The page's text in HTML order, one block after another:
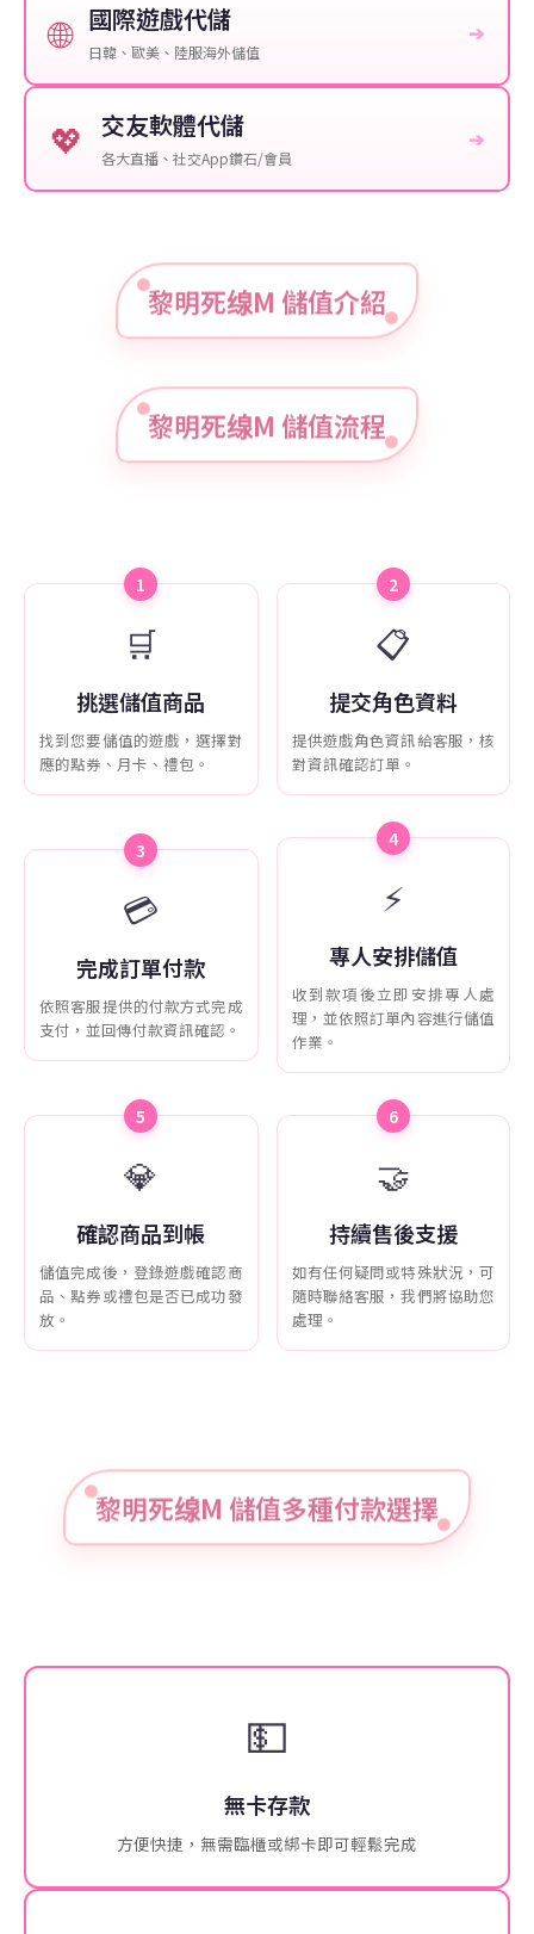
🌐 國際遊戲代儲
日韓、歐美、陸服海外儲值
➔
💖 交友軟體代儲
各大直播、社交App鑽石/會員
➔
黎明死缐M 儲值介紹
黎明死缐M 儲值流程
1
🛒
挑選儲值商品
找到您要儲值的遊戲，選擇對
應的點券、月卡、禮包。
2
📋
提交角色資料
提供遊戲角色資訊給客服，核
對資訊確認訂單。
3
💳
完成訂單付款
依照客服提供的付款方式完成
支付，並回傳付款資訊確認。
4
⚡
專人安排儲值
收到款項後立即安排專人處
理，並依照訂單內容進行儲值
作業。
5
💎
確認商品到帳
儲值完成後，登錄遊戲確認商
品、點券或禮包是否已成功發
放。
6
🤝
持續售後支援
如有任何疑問或特殊狀況，可
隨時聯絡客服，我們將協助您
處理。
黎明死缐M 儲值多種付款選擇
💵
無卡存款
方便快捷，無需臨櫃或綁卡即可輕鬆完成